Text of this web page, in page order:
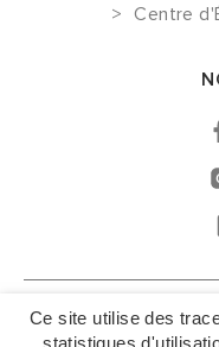
Ce site utilise des
statistiques
Centre